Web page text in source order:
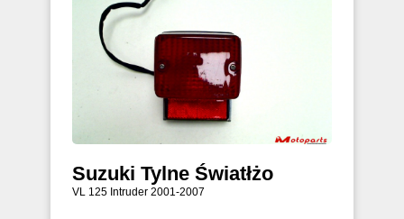
Suzuki Tylne Światłżo
VL 125 Intruder 2001-2007